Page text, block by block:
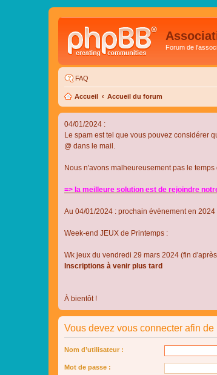
Forum de
FAQ
Accueil Accueil du forum
04/01/2024 :
Le spam est tel que vous pouvez considérer
@ dans le mail.
Nous n'avons malheureusement pas le
=> la meilleure solution est de rejoindre
Au 04/01/2024 : prochain évènement en 2024
Week-end JEUX de Printemps :
Wk jeux du vendredi 29 mars 2024 (fin
Inscriptions à venir plus tard
À bientôt !
Vous devez vous connecter afin
Nom d’utilisateur :
Mot de passe :